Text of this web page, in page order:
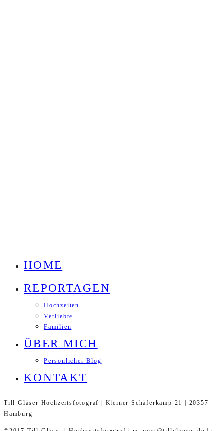
HOME
REPORTAGEN
Hochzeiten
Verliebte
Familien
ÜBER MICH
Persönlicher Blog
KONTAKT
Till Gläser Hochzeitsfotograf | Kleiner Schäferkamp 21 | 20357
Hamburg